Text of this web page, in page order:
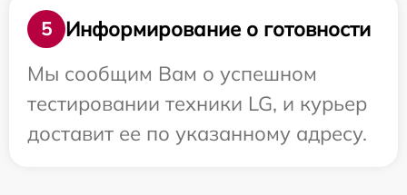
5
Информирование о готовности
Мы сообщим Вам о успешном
тестировании техники LG, и курьер
доставит ее по указанному адресу.